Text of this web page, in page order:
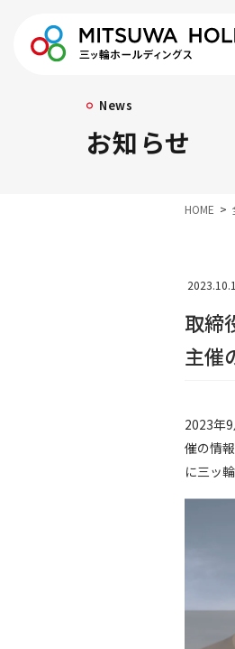
News
お知らせ
HOME
取締
主催
2023年
催の情
に三ッ